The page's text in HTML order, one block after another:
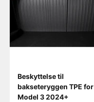
Beskyttelse til
bakseteryggen TPE for
Model 3 2024+